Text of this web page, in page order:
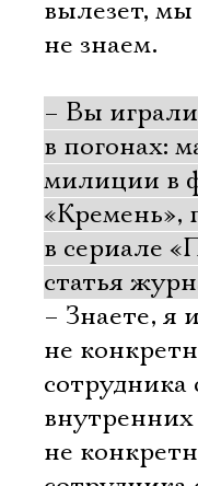
вылезет,
не знаем.
– Вы
в погонах:
милиции в
«Кремень»,
в сериале
статья
– Знаете, я
не
сотрудника
не